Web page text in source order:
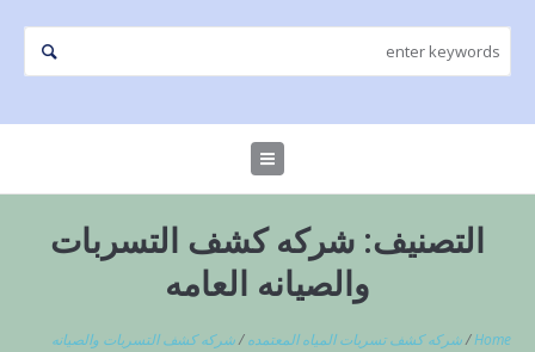
التصنيف: شركه كشف التسربات
والصيانه العامه
Home
/شركه كشف تسربات المياه المعتمده /شركه كشف التسربات والصيانه